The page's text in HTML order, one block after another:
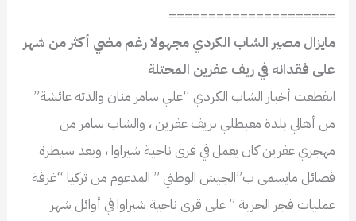
=====================
مايزال مصير الشاب الكردي مجهولا رغم مضي أكثر من شهر
على فقدانه في ريف عفرين المحتلة
انقطعت أخبار الشاب الكردي “علي سامر منان والدته عائشة”
من أهالي بلدة معبطلي بريف عفرين ، والشاب سامر من
مهجري عفرين كان يعمل في قرى ناحية شيراوا ، وبعد سيطرة
فصائل مايسمى ب”الجيش الوطني ” المدعوم من تركيا “غرفة
عمليات فجر الحرية ” على قرى ناحية شيراوا في أوائل شهر